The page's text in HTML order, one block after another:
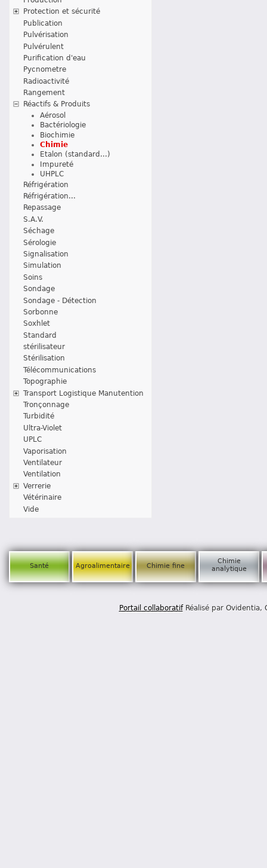
Protection et sécurité
Publication
Pulvérisation
Pulvérulent
Purification d'eau
Pycnometre
Radioactivité
Rangement
Réactifs & Produits
Aérosol
Bactériologie
Biochimie
Chimie
Etalon (standard...)
Impureté
UHPLC
Réfrigération
Réfrigération...
Repassage
S.A.V.
Séchage
Sérologie
Signalisation
Simulation
Soins
Sondage
Sondage - Détection
Sorbonne
Soxhlet
Standard
stérilisateur
Stérilisation
Télécommunications
Topographie
Transport Logistique Manutention
Tronçonnage
Turbidité
Ultra-Violet
UPLC
Vaporisation
Ventilateur
Ventilation
Verrerie
Vétérinaire
Vide
Santé Agroalimentaire Chimie fine
Chimie
analytique
Portail collaboratifRéalisé par Ovidentia,